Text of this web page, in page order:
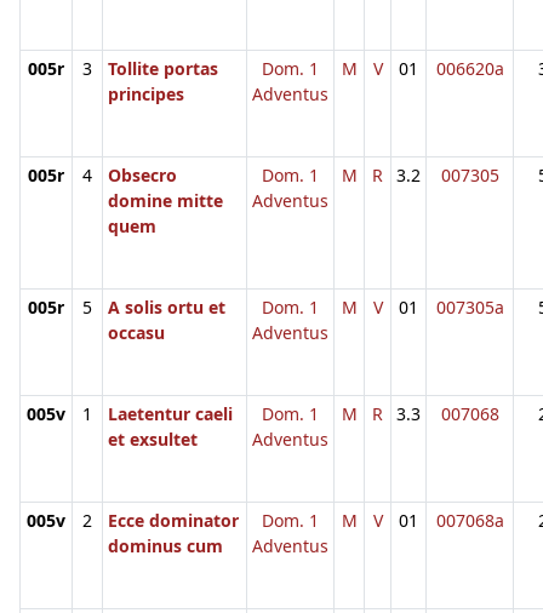
005r 3
Tollite portas
principes
Dom. 1
Adventus
M V 01 006620a
005r 4
Obsecro
domine mitte
quem
Dom. 1
Adventus
M R 3.2 007305
005r 5
A solis ortu et
occasu
Dom. 1
Adventus
M V 01 007305a
005v 1
Laetentur caeli
et exsultet
Dom. 1
Adventus
M R 3.3 007068
005v 2
Ecce dominator
dominus cum
Dom. 1
Adventus
M V 01 007068a